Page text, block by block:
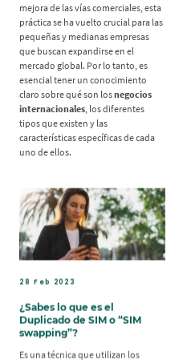
mejora de las vías comerciales, esta
práctica se ha vuelto crucial para las
pequeñas y medianas empresas
que buscan expandirse en el
mercado global. Por lo tanto, es
esencial tener un conocimiento
claro sobre qué son losnegocios
internacionales, los diferentes
tipos que existen y las
características específicas de cada
uno de ellos.
28 Feb 2023
¿Sabes lo que es el
Duplicado de SIM o “SIM
swapping”?
Es una técnica que utilizan los